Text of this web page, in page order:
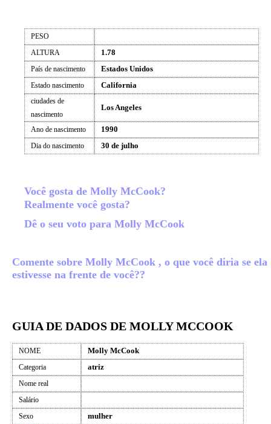
PESO
ALTURA
1.78
País de nascimento Estados Unidos
Estado nascimento California
ciudades de
nascimento
Los Angeles
Ano de nascimento 1990
Dia do nascimento 30 de julho
Você gosta de Molly McCook?
Realmente você gosta?
Dê o seu voto para Molly McCook
Comente sobre Molly McCook , o que você diria se ela
estivesse na frente de você??
GUIA DE DADOS DE MOLLY MCCOOK
NOME Molly McCook
Categoria atriz
Nome real
Salário
Sexo
mulher